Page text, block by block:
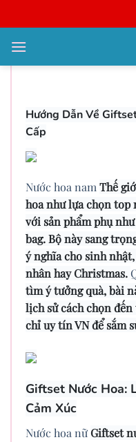
qua
nội
Thành
Hướng Dẫn Về
Cấp
Nước hoa nam Thế
hoa như lựa chọn top
với sản phẩm phụ
bag. Bộ này sang
ý nghĩa cho sinh
nhân hay Christmas.
tìm ý tưởng quà, bài
lịch sử cách chọn
chỉ uy tín VN để sắm
Giftset Nước Hoa:
Cảm Xúc
Nước hoa nữGiftset